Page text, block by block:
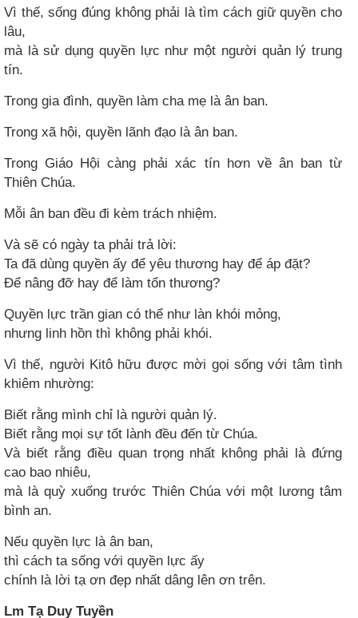
Vì thế, sống đúng không phải là tìm cách giữ quyền cho
lâu,
mà là sử dụng quyền lực như một người quản lý trung
tín.
Trong gia đình, quyền làm cha mẹ là ân ban.
Trong xã hội, quyền lãnh đạo là ân ban.
Trong Giáo Hội càng phải xác tín hơn về ân ban từ
Thiên Chúa.
Mỗi ân ban đều đi kèm trách nhiệm.
Và sẽ có ngày ta phải trả lời:
Ta đã dùng quyền ấy để yêu thương hay để áp đặt?
Để nâng đỡ hay để làm tổn thương?
Quyền lực trần gian có thể như làn khói mỏng,
nhưng linh hồn thì không phải khói.
Vì thế, người Kitô hữu được mời gọi sống với tâm tình
khiêm nhường:
Biết rằng mình chỉ là người quản lý.
Biết rằng mọi sự tốt lành đều đến từ Chúa.
Và biết rằng điều quan trọng nhất không phải là đứng
cao bao nhiêu,
mà là quỳ xuống trước Thiên Chúa với một lương tâm
bình an.
Nếu quyền lực là ân ban,
thì cách ta sống với quyền lực ấy
chính là lời tạ ơn đẹp nhất dâng lên ơn trên.
Lm Tạ Duy Tuyền